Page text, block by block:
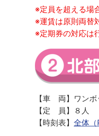
※定員を超える場
※運賃は原則両替
※定期券の対応は
【車 両】ワンボ
【定 員】８人
【時刻表】 全体（